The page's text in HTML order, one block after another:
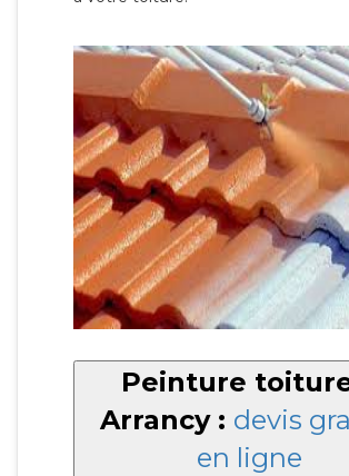
Peinture
Arrancy : devis
en ligne